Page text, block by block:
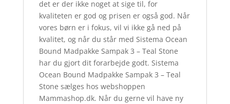
det er der ikke noget at sige til, for
kvaliteten er god og prisen er også god. Når
vores børn er i fokus, vil vi ikke gå ned på
kvalitet, og når du står med Sistema Ocean
Bound Madpakke Sampak 3 – Teal Stone
har du gjort dit forarbejde godt. Sistema
Ocean Bound Madpakke Sampak 3 – Teal
Stone sælges hos webshoppen
Mammashop.dk. Når du gerne vil have ny